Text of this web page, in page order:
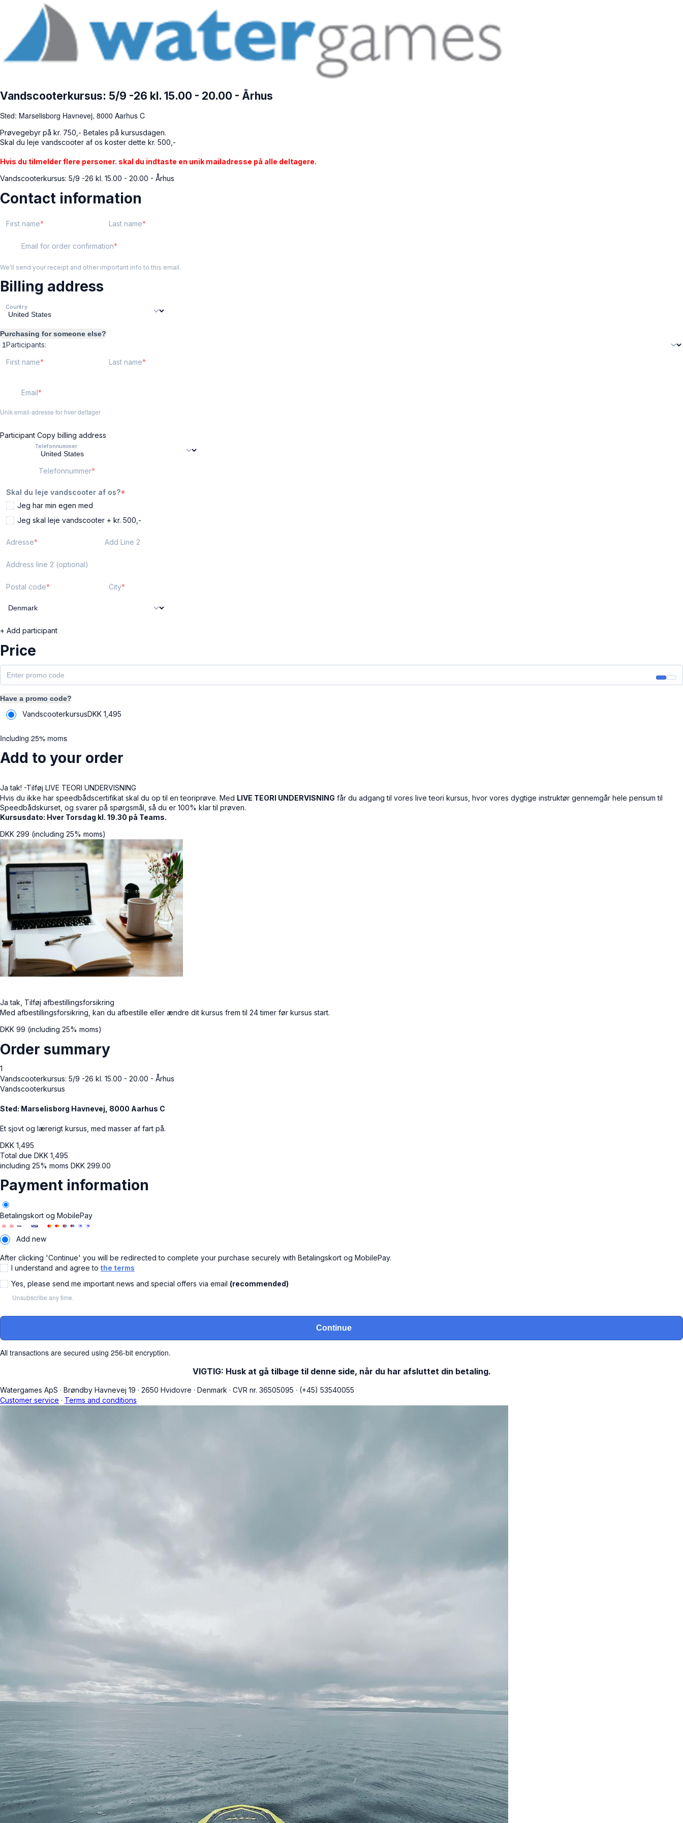
Vandscooterkursus: 5/9 -26 kl. 15.00 - 20.00 - Århus
Sted: Marselisborg Havnevej, 8000 Aarhus C
Prøvegebyr på kr. 750,- Betales på kursusdagen.
Skal du leje vandscooter af os koster dette kr. 500,-
Hvis du tilmelder flere personer. skal du indtaste en unik mailadresse på alle deltagere.
Vandscooterkursus: 5/9 -26 kl. 15.00 - 20.00 - Århus
Contact information
First name Last name
Email for order confirmation
We'll send your receipt and other important info to this email.
Billing address
Country
Purchasing for someone else?
Participants:
First name
Last name
Email
Unik email-adresse for hver deltager
Participant Copy billing address
Telefonnummer
Telefonnummer
Skal du leje vandscooter af os?
Jeg har min egen med
Jeg skal leje vandscooter + kr. 500,-
Adresse Add Line 2
Address line 2 (optional)
Postal code City
+ Add participant
Price
Have a promo code?
VandscooterkursusDKK 1,495
Including 25% moms
Add to your order
Ja tak! -Tilføj LIVE TEORI UNDERVISNING
Hvis du ikke har speedbådscertifikat skal du op til en teoriprøve. Med LIVE TEORI UNDERVISNING får du adgang til vores live teori kursus, hvor vores dygtige instruktør gennemgår hele pensum til
Speedbådskurset, og svarer på spørgsmål, så du er 100% klar til prøven.
Kursusdato: Hver Torsdag kl. 19.30 på Teams.
DKK 299 (including 25% moms)
Ja tak, Tilføj afbestillingsforsikring
Med afbestillingsforsikring, kan du afbestille eller ændre dit kursus frem til 24 timer før kursus start.
DKK 99 (including 25% moms)
Order summary
1
Vandscooterkursus: 5/9 -26 kl. 15.00 - 20.00 - Århus
Vandscooterkursus
Sted: Marselisborg Havnevej, 8000 Aarhus C
Et sjovt og lærerigt kursus, med masser af fart på.
DKK 1,495
Total due DKK 1,495
including 25% moms DKK 299.00
Payment information
Betalingskort og MobilePay
Add new
After clicking 'Continue' you will be redirected to complete your purchase securely with Betalingskort og MobilePay.
I understand and agree to the terms
Yes, please send me important news and special offers via email (recommended)
Unsubscribe any time.
Continue
All transactions are secured using 256-bit encryption.
VIGTIG: Husk at gå tilbage til denne side, når du har afsluttet din betaling.
Watergames ApS · Brøndby Havnevej 19 · 2650 Hvidovre · Denmark · CVR nr. 36505095 · (+45) 53540055
Customer service · Terms and conditions